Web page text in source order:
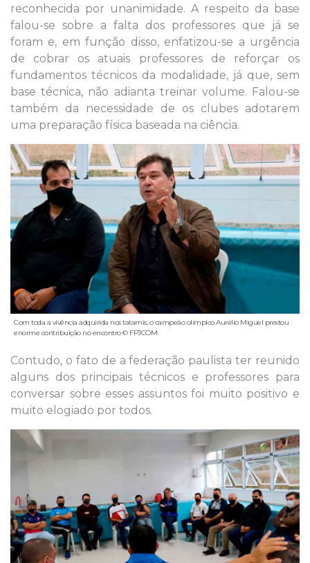
reconhecida por unanimidade. A respeito da base
falou-se sobre a falta dos professores que já se
foram e, em função disso, enfatizou-se a urgência
de cobrar os atuais professores de reforçar os
fundamentos técnicos da modalidade, já que, sem
base técnica, não adianta treinar volume. Falou-se
também da necessidade de os clubes adotarem
uma preparação física baseada na ciência.
Com toda a vivência adquirida nos tatamis, o campeão olímpico Aurélio Miguel prestou
enorme contribuição no encontro © FPJCOM
Contudo, o fato de a federação paulista ter reunido
alguns dos principais técnicos e professores para
conversar sobre esses assuntos foi muito positivo e
muito elogiado por todos.